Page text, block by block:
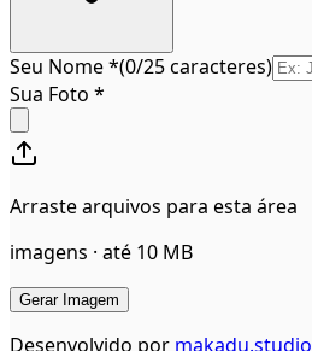
Seu Nome*(0/25caracteres)
Sua Foto *
Arraste arquivos para esta área
imagens · até 10 MB
Gerar Imagem
Desenvolvido por makadu.studio